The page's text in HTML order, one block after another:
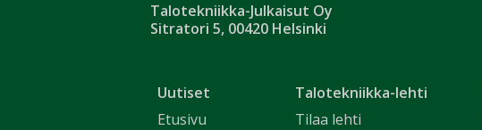
Talotekniikka-Julkaisut Oy
Sitratori 5, 00420 Helsinki
Uutiset
Etusivu
Talotekniikka-lehti
Tilaa lehti